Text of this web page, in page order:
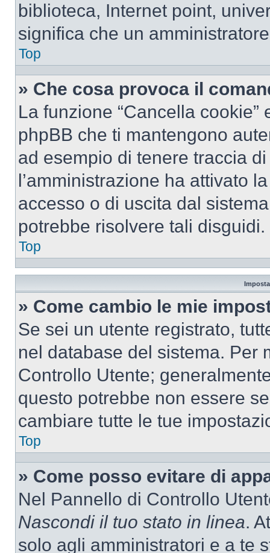
biblioteca, Internet point,
significa che un
Top
» Che cosa provoca il
La funzione “Cancella
phpBB che ti mantengono
ad esempio di tenere traccia
l’amministrazione ha attivato
accesso o di uscita dal
potrebbe risolvere tali disguidi.
Top
» Come cambio le mie
Se sei un utente registrato,
nel database del sistema. Per
Controllo Utente;
questo potrebbe non essere
cambiare tutte le tue
Top
» Come posso evitare di
Nel Pannello di Controllo
Nascondi il tuo stato in linea.
solo agli amministratori e a te